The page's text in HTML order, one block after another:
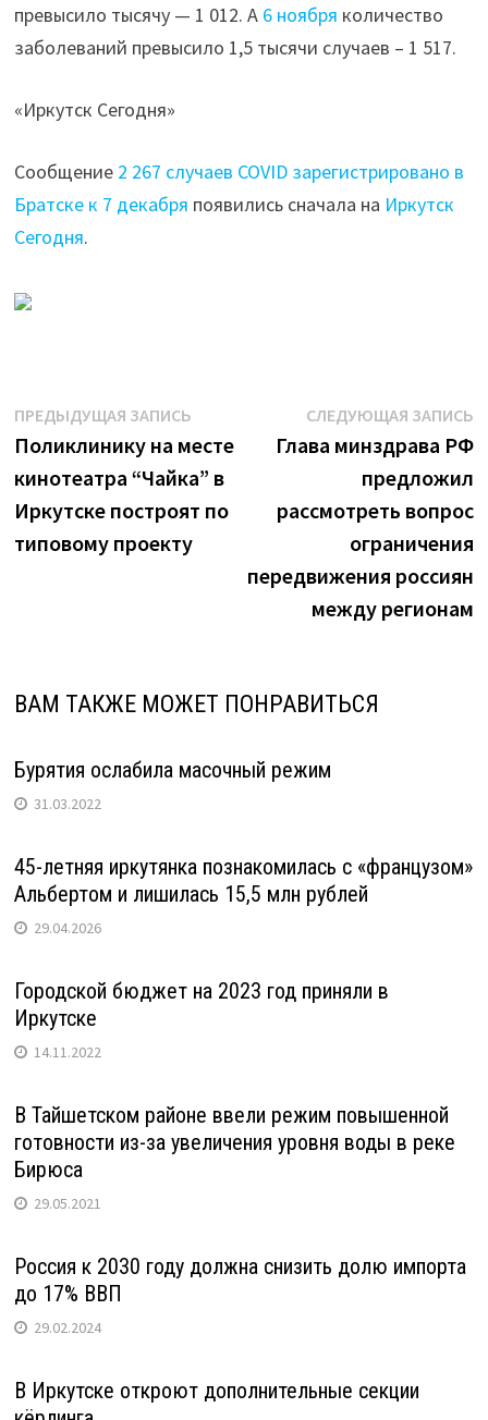
превысило тысячу — 1 012. А6 ноября количество
заболеваний превысило 1,5 тысячи случаев – 1 517.
«Иркутск Сегодня»
Сообщение 2 267 случаев COVID зарегистрировано в
Братске к 7 декабря появились сначала на Иркутск
Сегодня.
Навигация
по
записям
ПРЕДЫДУЩАЯ ЗАПИСЬПредыдущая
запись:
Поликлинику на месте
кинотеатра “Чайка” в
Иркутске построят по
типовому проекту
СЛЕДУЮЩАЯ ЗАПИСЬ
Глава минздрава РФ
предложил
рассмотреть вопрос
ограничения
передвижения россиян
между регионам
ВАМ ТАКЖЕ МОЖЕТ ПОНРАВИТЬСЯ
Бурятия ослабила масочный режим
31.03.2022
45-летняя иркутянка познакомилась с «французом»
Альбертом и лишилась 15,5 млн рублей
29.04.2026
Городской бюджет на 2023 год приняли в
Иркутске
14.11.2022
В Тайшетском районе ввели режим повышенной
готовности из-за увеличения уровня воды в реке
Бирюса
29.05.2021
Россия к 2030 году должна снизить долю импорта
до 17% ВВП
29.02.2024
В Иркутске откроют дополнительные секции